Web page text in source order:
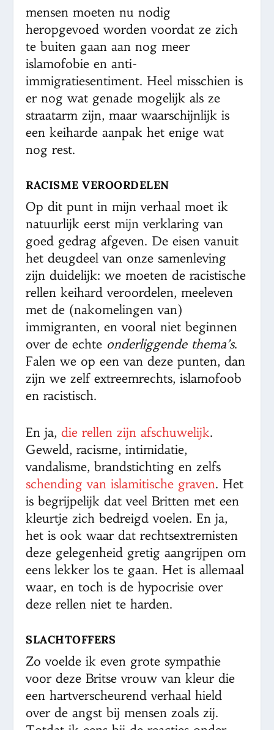
mensen moeten nu nodig
heropgevoed worden voordat ze zich
te buiten gaan aan nog meer
islamofobie en anti-
immigratiesentiment. Heel misschien is
er nog wat genade mogelijk als ze
straatarm zijn, maar waarschijnlijk is
een keiharde aanpak het enige wat
nog rest.
RACISME VEROORDELEN
Op dit punt in mijn verhaal moet ik
natuurlijk eerst mijn verklaring van
goed gedrag afgeven. De eisen vanuit
het deugdeel van onze samenleving
zijn duidelijk: we moeten de racistische
rellen keihard veroordelen, meeleven
met de (nakomelingen van)
immigranten, en vooral niet beginnen
over de echte onderliggende thema’s.
Falen we op een van deze punten, dan
zijn we zelf extreemrechts, islamofoob
en racistisch.
En ja,die rellen zijn afschuwelijk.
Geweld, racisme, intimidatie,
vandalisme, brandstichting en zelfs
schending van islamitische graven. Het
is begrijpelijk dat veel Britten met een
kleurtje zich bedreigd voelen. En ja,
het is ook waar dat rechtsextremisten
deze gelegenheid gretig aangrijpen om
eens lekker los te gaan. Het is allemaal
waar, en toch is de hypocrisie over
deze rellen niet te harden.
SLACHTOFFERS
Zo voelde ik even grote sympathie
voor deze Britse vrouw van kleur die
een hartverscheurend verhaal hield
over de angst bij mensen zoals zij.